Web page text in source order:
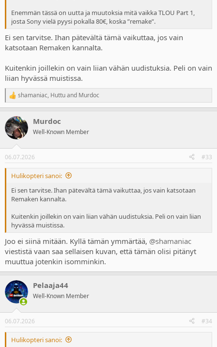
Enemmän tässä on uutta ja muutoksia mitä vaikka TLOU Part 1,
josta Sony vielä pyysi pokalla 80€, koska ”remake”.
Ei sen tarvitse. Ihan pätevältä tämä vaikuttaa, jos vain
katsotaan Remaken kannalta.
Kuitenkin joillekin on vain liian vähän uudistuksia. Peli on vain
liian hyvässä muistissa.
R
e
c
t
i
s
:
shamaniac, Huttuand Murdoc
Murdoc
Well-Known Member
06.07.2026 #33
Hulikopteri sanoi:
Ei sen tarvitse. Ihan pätevältä tämä vaikuttaa, jos vain katsotaan
Remaken kannalta.
Kuitenkin joillekin on vain liian vähän uudistuksia. Peli on vain liian
hyvässä muistissa.
Joo ei siinä mitään. Kyllä tämän ymmärtää, @shamaniac
viestistä vaan saa sellaisen kuvan, että tämän olisi pitänyt
muuttua jotenkin isomminkin.
Pelaaja44
Well-Known Member
06.07.2026 #34
Hulikopteri sanoi: